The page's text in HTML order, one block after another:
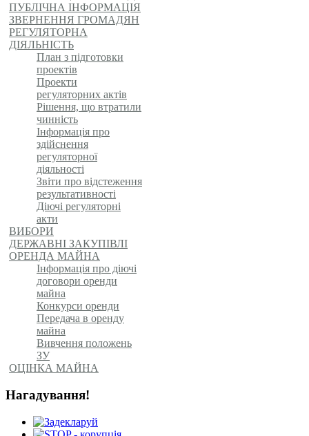
ПУБЛІЧНА ІНФОРМАЦІЯ
ЗВЕРНЕННЯ ГРОМАДЯН
РЕГУЛЯТОРНА
ДІЯЛЬНІСТЬ
План з підготовки
проектів
Проекти
регуляторних актів
Рішення, що втратили
чинність
Інформація про
здійснення
регуляторної
діяльності
Звіти про відстеження
результативності
Діючі регуляторні
акти
ВИБОРИ
ДЕРЖАВНІ ЗАКУПІВЛІ
ОРЕНДА МАЙНА
Інформація про діючі
договори оренди
майна
Конкурси оренди
Передача в оренду
майна
Вивчення положень
ЗУ
ОЦІНКА МАЙНА
Нагадування!